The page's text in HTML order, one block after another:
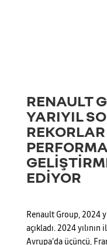
RENAULT
YARIYIL
EDİYOR
Renault Group, 2024
açıkladı. 2024 yılının
Avrupa’da üçüncü,